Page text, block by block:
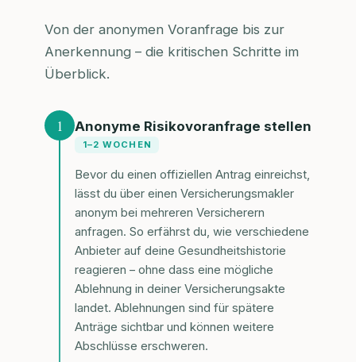
Von der anonymen Voranfrage bis zur
Anerkennung – die kritischen Schritte im
Überblick.
1 Anonyme Risikovoranfrage stellen
1–2 WOCHEN
Bevor du einen offiziellen Antrag einreichst,
lässt du über einen Versicherungsmakler
anonym bei mehreren Versicherern
anfragen. So erfährst du, wie verschiedene
Anbieter auf deine Gesundheitshistorie
reagieren – ohne dass eine mögliche
Ablehnung in deiner Versicherungsakte
landet. Ablehnungen sind für spätere
Anträge sichtbar und können weitere
Abschlüsse erschweren.